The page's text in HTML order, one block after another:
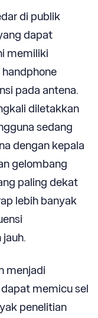
di publik
dapat
memiliki
pada antena.
diletakkan
sedang
dengan kepala
gelombang
paling dekat
lebih banyak
menjadi
memicu sel
penelitian